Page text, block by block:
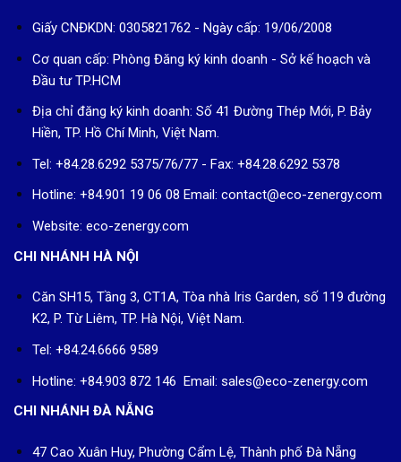
Giấy CNĐKDN: 0305821762 - Ngày cấp: 19/06/2008
Cơ quan cấp: Phòng Đăng ký kinh doanh - Sở kế hoạch và
Đầu tư TP.HCM
Địa chỉ đăng ký kinh doanh: Số 41 Đường Thép Mới, P. Bảy
Hiền, TP. Hồ Chí Minh, Việt Nam.
Tel: +84.28.6292 5375/76/77 - Fax: +84.28.6292 5378
Hotline: +84.901 19 06 08 Email: contact@eco-zenergy.com
Website: eco-zenergy.com
CHI NHÁNH HÀ NỘI
Căn SH15, Tầng 3, CT1A, Tòa nhà Iris Garden, số 119 đường
K2, P. Từ Liêm, TP. Hà Nội, Việt Nam.
Tel: +84.24.6666 9589
Hotline: +84.903 872 146 Email: sales@eco-zenergy.com
CHI NHÁNH ĐÀ NẴNG
47 Cao Xuân Huy, Phường Cẩm Lệ, Thành phố Đà Nẵng